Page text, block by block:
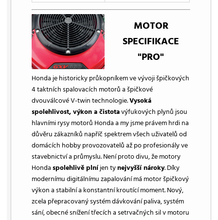
MOTOR
SPECIFIKACE
"PRO"
Honda je historicky průkopníkem ve vývoji špičkových
4 taktních spalovacích motorů a špičkové
dvouválcové V-twin technologie.Vysoká
spolehlivost, výkon a čistotavýfukových plynů jsou
hlavními rysy motorů Honda a my jsme právem hrdi na
důvěru zákazníků napříč spektrem všech uživatelů od
domácích hobby provozovatelů až po profesionály ve
stavebnictví a průmyslu. Není proto divu, že motory
Hondaspolehlivě plníjen tynejvyšší nároky. Díky
modernímu digitálnímu zapalování má motor špičkový
výkon a stabilní a konstantní kroutící moment. Nový,
zcela přepracovaný systém dávkování paliva, systém
sání, obecné snížení třecích a setrvačných sil v motoru